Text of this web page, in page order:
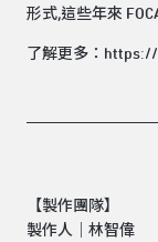
形式,這些年來
了解更多： https://
【製作團隊】
製作人｜林智偉